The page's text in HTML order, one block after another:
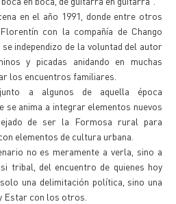
en el año 1991, donde entre otros
con la compañía de Chango
independizo de la voluntad del autor
y picadas anidando en muchas
los encuentros familiares.
a algunos de aquella época
se anima a integrar elementos nuevos
de ser la Formosa rural para
elementos de cultura urbana.
no es meramente a verla, sino a
tribal, del encuentro de quienes hoy
una delimitación política, sino una
Estar con los otros.